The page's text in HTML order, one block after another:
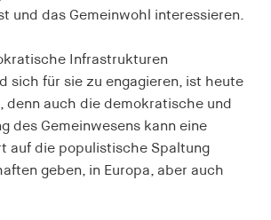
und das Gemeinwohl interessieren.
Infrastrukturen
sich für sie zu engagieren, ist heute
denn auch die demokratische und
des Gemeinwesens kann eine
auf die populistische Spaltung
geben, in Europa, aber auch
edition.de